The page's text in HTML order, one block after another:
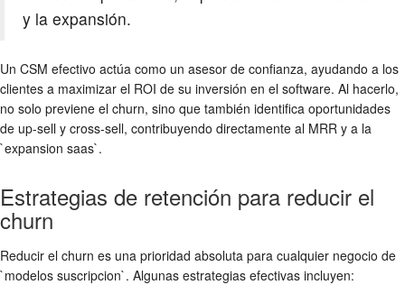
y la expansión.
Un CSM efectivo actúa como un asesor de confianza, ayudando a los
clientes a maximizar el ROI de su inversión en el software. Al hacerlo,
no solo previene el churn, sino que también identifica oportunidades
de up-sell y cross-sell, contribuyendo directamente al MRR y a la
`expansion saas`.
Estrategias de retención para reducir el
churn
Reducir el churn es una prioridad absoluta para cualquier negocio de
`modelos suscripcion`. Algunas estrategias efectivas incluyen: